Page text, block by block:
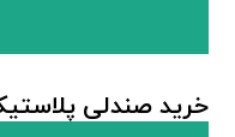
خرید صندلی